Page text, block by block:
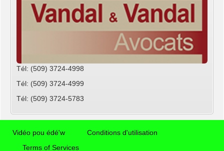
Tél: (509) 3724-4998
Tél: (509) 3724-4999
Tél: (509) 3724-5783
Vidéo pou édé'w
Conditions d'utilisation
Terms of Services